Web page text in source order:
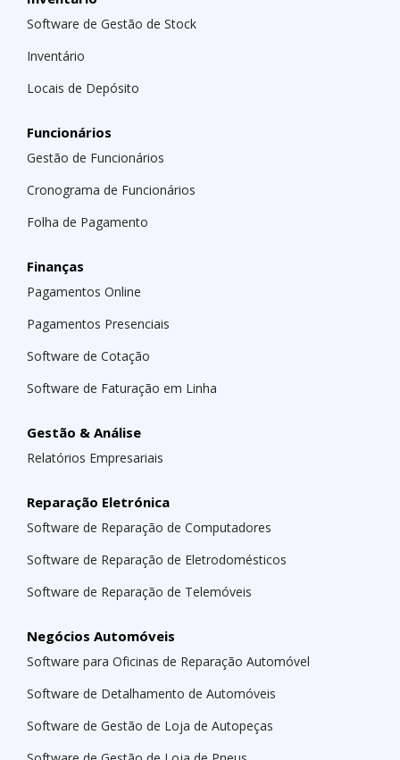
Software de Gestão de Stock
Inventário
Locais de Depósito
Funcionários
Gestão de Funcionários
Cronograma de Funcionários
Folha de Pagamento
Finanças
Pagamentos Online
Pagamentos Presenciais
Software de Cotação
Software de Faturação em Linha
Gestão & Análise
Relatórios Empresariais
Reparação Eletrónica
Software de Reparação de Computadores
Software de Reparação de Eletrodomésticos
Software de Reparação de Telemóveis
Negócios Automóveis
Software para Oficinas de Reparação Automóvel
Software de Detalhamento de Automóveis
Software de Gestão de Loja de Autopeças